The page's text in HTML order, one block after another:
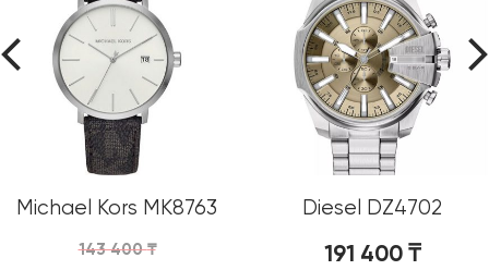
Michael Kors MK8763
143 400₸
Diesel DZ4702
191 400₸